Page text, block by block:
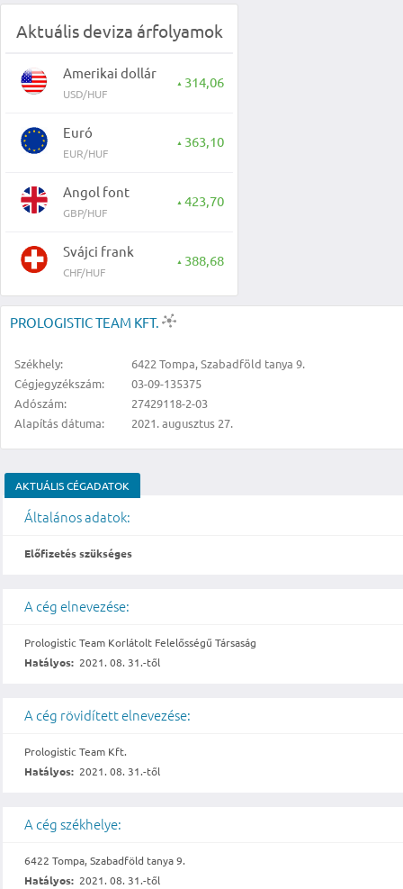
Aktuális deviza árfolyamok
Amerikai dollár
USD/HUF
▲ 314,06
Euró
EUR/HUF
▲ 363,10
Angol font
GBP/HUF
▲ 423,70
Svájci frank
CHF/HUF
▲ 388,68
PROLOGISTIC TEAM KFT.
Székhely:
6422 Tompa, Szabadföld tanya 9.
Cégjegyzékszám:
03-09-135375
Adószám:
27429118-2-03
Alapítás dátuma:
2021. augusztus 27.
AKTUÁLIS CÉGADATOK
Általános adatok:
Előfizetés szükséges
A cég elnevezése:
Prologistic Team Korlátolt Felelősségű Társaság
Hatályos: 2021. 08. 31.-től
A cég rövidített elnevezése:
Prologistic Team Kft.
Hatályos: 2021. 08. 31.-től
A cég székhelye:
6422 Tompa, Szabadföld tanya 9.
Hatályos: 2021. 08. 31.-től